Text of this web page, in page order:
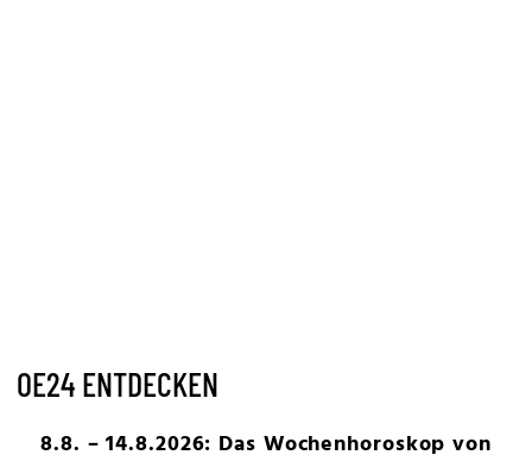
OE24 ENTDECKEN
8.8. – 14.8.2026: Das Wochenhoroskop von